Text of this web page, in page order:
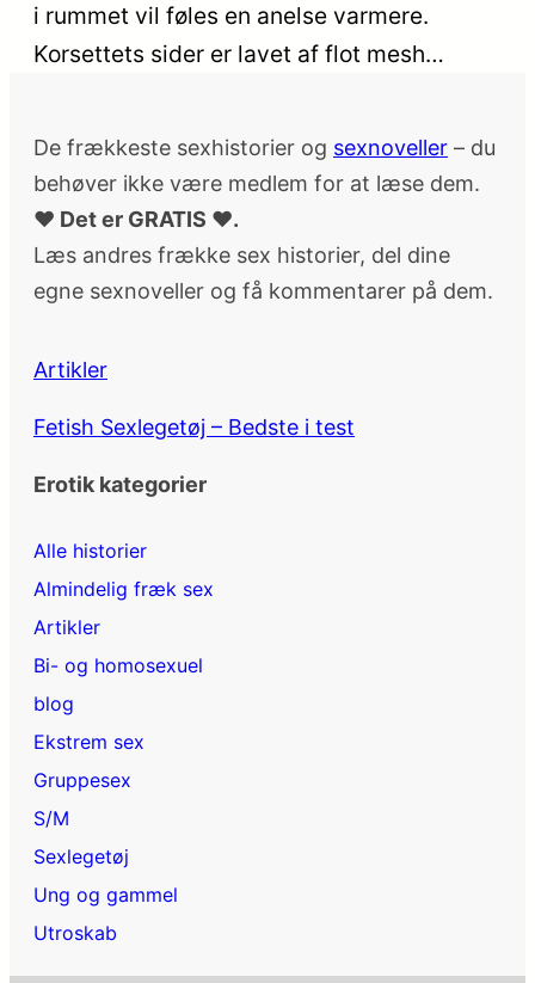
i rummet vil føles en anelse varmere.
Korsettets sider er lavet af flot mesh…
De frækkeste sexhistorier og sexnoveller – du
behøver ikke være medlem for at læse dem.
♥ Det er GRATIS ♥.
Læs andres frække sex historier, del dine
egne sexnoveller og få kommentarer på dem.
Artikler
Fetish Sexlegetøj – Bedste i test
Erotik kategorier
Alle historier
Almindelig fræk sex
Artikler
Bi- og homosexuel
blog
Ekstrem sex
Gruppesex
S/M
Sexlegetøj
Ung og gammel
Utroskab